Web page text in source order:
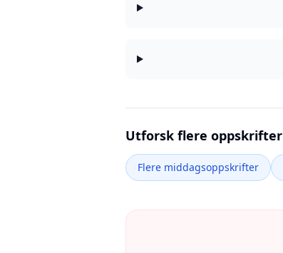
Utforsk flere oppskrifter
Flere middagsoppskrifter